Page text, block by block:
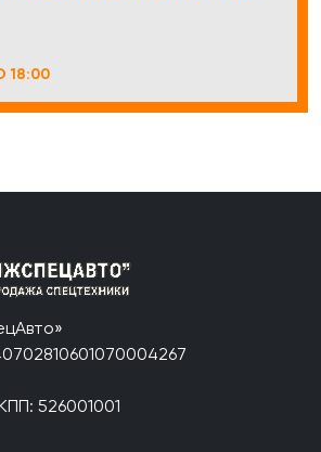
18:00
526001001